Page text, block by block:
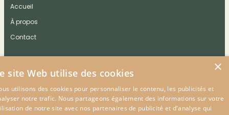
Accueil
À propos
Contact
CONTACT
×
site Web utilise des cookies
utilisons des cookies pour personnaliser le contenu, les publicités et
notre trafic. Nous partageons également des informations sur votre
de notre site avec nos partenaires de publicité et d'analyse qui